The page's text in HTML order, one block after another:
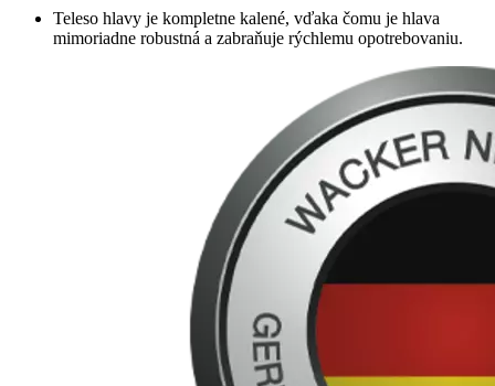
Teleso hlavy je kompletne kalené, vďaka čomu je hlava
mimoriadne robustná a zabraňuje rýchlemu opotrebovaniu.